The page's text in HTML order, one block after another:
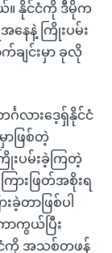
။ နိုင်ငံကို ဒီမိုက
ေနဲ့ ကြိုးပမ်း
ချင်းမှာ ခုလို
ဂလားဒေ့ရှ်နိုင်ငံ
ဖြစ်တဲ့
းပမ်းခဲ့ကြတဲ့
ြားဖြတ်အစိုးရ
းခဲ့တာဖြစ်ပါ
ာကွယ်ပြီး
ငံကို အသစ်တဖန်